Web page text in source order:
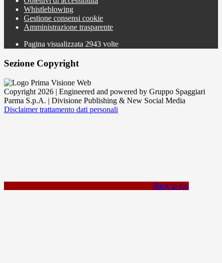
Whistleblowing
Gestione consensi cookie
Amministrazione trasparente
Pagina visualizzata 2943 volte
Sezione Copyright
Copyright 2026 | Engineered and powered by Gruppo Spaggiari
Parma S.p.A. | Divisione Publishing & New Social Media
Disclaimer trattamento dati personali
Back to top